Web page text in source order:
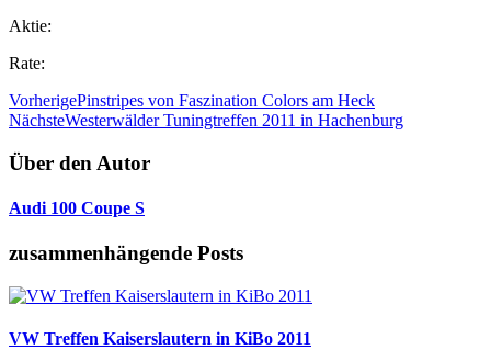
Aktie:
Rate:
VorherigePinstripes von Faszination Colors am Heck
NächsteWesterwälder Tuningtreffen 2011 in Hachenburg
Über den Autor
Audi 100 Coupe S
zusammenhängende Posts
VW Treffen Kaiserslautern in KiBo 2011